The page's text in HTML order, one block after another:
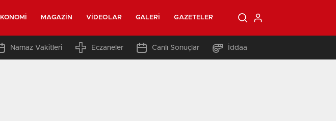
MAGAZIN VIDEOLAR GALERI GAZETELER
Namaz Vakitleri Eczaneler Canlı Sonuçlar İddaa